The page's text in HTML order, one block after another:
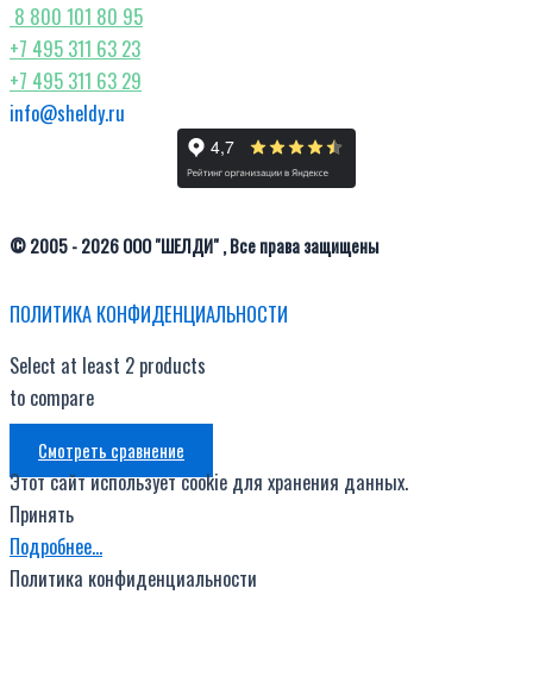
8 800 101 80 95
+7 495 311 63 23
+7 495 311 63 29
info@sheldy.ru
© 2005 - 2026 ООО "ШЕЛДИ" , Все права защищены
ПОЛИТИКА КОНФИДЕНЦИАЛЬНОСТИ
Select at least 2 products
to compare
Смотреть сравнение
Этот сайт использует cookie для хранения данных.
Принять
Подробнее…
Политика конфиденциальности